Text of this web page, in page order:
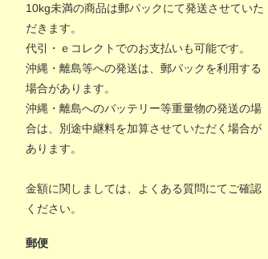
10kg未満の商品は郵パックにて発送させていた
だきます。
代引・ｅコレクトでのお支払いも可能です。
沖縄・離島等への発送は、郵パックを利用する
場合があります。
沖縄・離島へのバッテリー等重量物の発送の場
合は、別途中継料を加算させていただく場合が
あります。
金額に関しましては、 よくある質問にてご確認
ください。
郵便